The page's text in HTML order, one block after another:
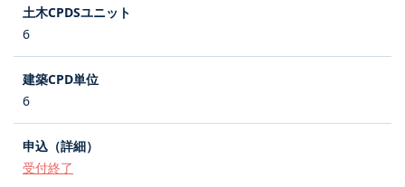
6
6
受付終了